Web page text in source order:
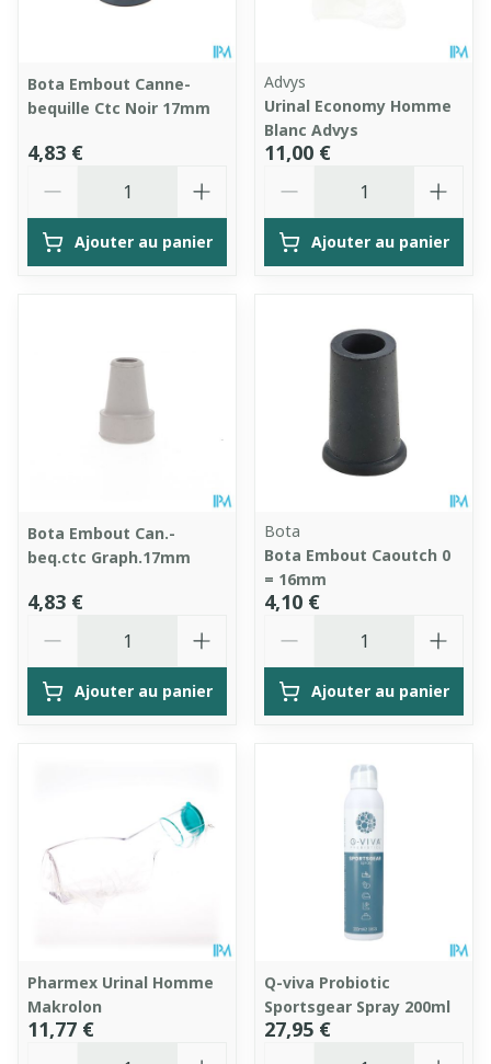
Bota Embout Canne-
bequille Ctc Noir 17mm
4,83 €
Ajouter au panier
Advys
Urinal Economy Homme
Blanc Advys
11,00 €
Ajouter au panier
Bota Embout Can.-
beq.ctc Graph.17mm
4,83 €
Ajouter au panier
Bota
Bota Embout Caoutch 0
= 16mm
4,10 €
Ajouter au panier
Pharmex Urinal Homme
Makrolon
11,77 €
Q-viva Probiotic
Sportsgear Spray 200ml
27,95 €